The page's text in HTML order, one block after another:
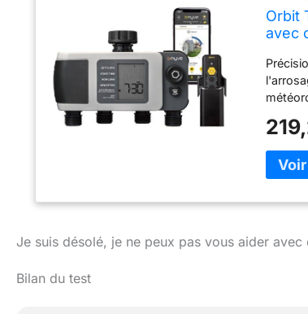
Orbit
avec
peut
hyve
Je suis désolé, je ne peux pas vous aider avec
Bilan du test